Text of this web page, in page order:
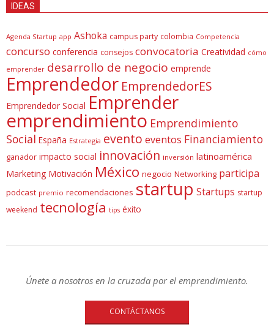
IDEAS
Agenda Startup app Ashoka campus party colombia Competencia
concurso conferencia consejos convocatoria Creatividad cómo
emprender desarrollo de negocio emprende
Emprendedor EmprendedorES
Emprendedor Social Emprender
emprendimiento Emprendimiento
Social España Estrategia evento eventos Financiamiento
ganador impacto social innovación inversión latinoamérica
Marketing Motivación México negocio Networking participa
podcast premio recomendaciones startup Startups startup
weekend tecnología tips éxito
Únete a nosotros en la cruzada por el emprendimiento.
CONTÁCTANOS